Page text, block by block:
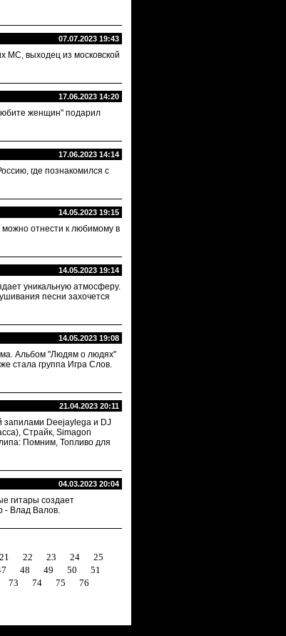
07.07.2023 19:43
МС, выходец из московской
17.06.2023 14:20
женщин" подарил
17.06.2023 14:14
где познакомился с
14.05.2023 19:15
отнести к любимому в
14.05.2023 19:14
уникальную атмосферу.
песни захочется
14.05.2023 19:08
Альбом "Людям о людях"
стала группа Игра Слов.
21.04.2023 20:11
запилами Deejaylega и DJ
Страйк, Simagon
Помним, Топливо для
04.03.2023 20:04
гитары создает
- Влад Валов.
21 22 23 24
25
48 49 50
51
73 74 75
76